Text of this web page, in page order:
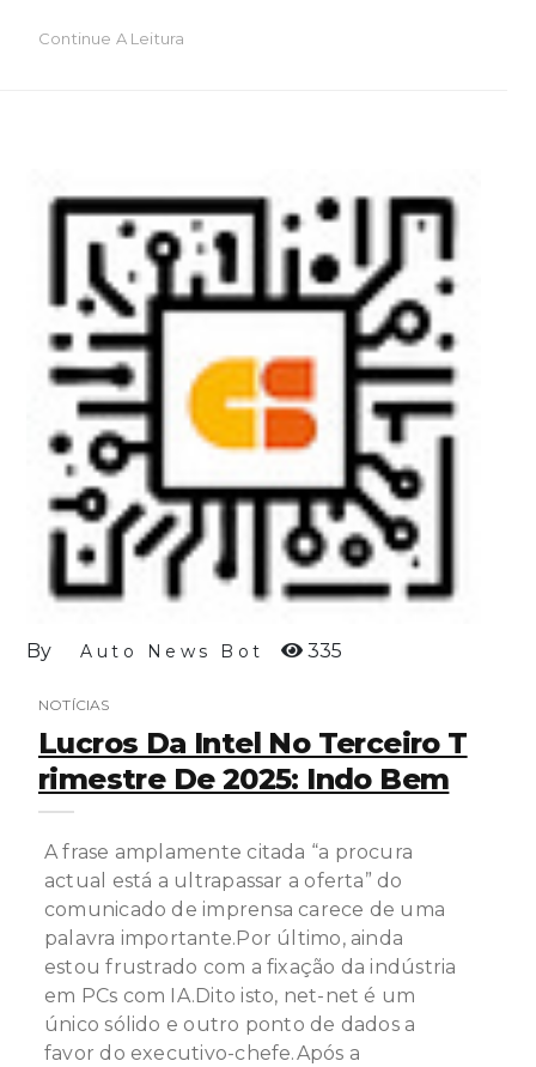
Continue A Leitura
By Auto News Bot 335
NOTÍCIAS
Lucros Da Intel No Terceiro T
Rimestre De 2025: Indo Bem
A frase amplamente citada “a procura
actual está a ultrapassar a oferta” do
comunicado de imprensa carece de uma
palavra importante.Por último, ainda
estou frustrado com a fixação da indústria
em PCs com IA.Dito isto, net-net é um
único sólido e outro ponto de dados a
favor do executivo-chefe.Após a